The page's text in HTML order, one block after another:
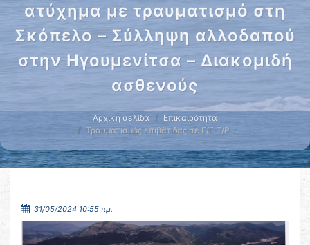
ατύχημα με τραυματισμό στη
Σκόπελο – Σύλληψη αλλοδαπού
στην Ηγουμενίτσα – Διακομιδή
ασθενούς
Αρχική σελίδα
Επικαιρότητα
Τραυματισμός επιβάτιδας σε Ε/Γ-Τ/Ρ …
31/05/2024 10:55 πμ.